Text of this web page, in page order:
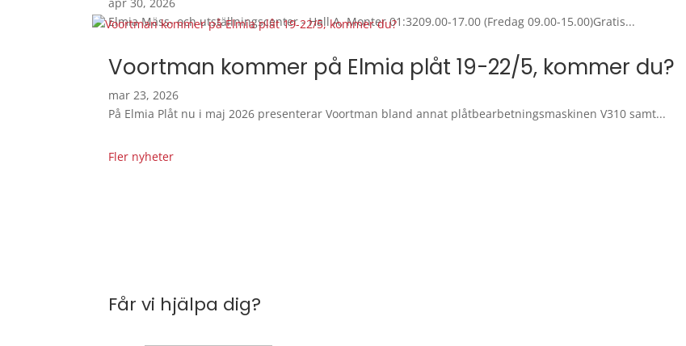
Elmia Mäss- och utställningscenter - Hall A, Monter 01:3209.00-17.00 (Fredag 09.00-15.00)Gratis...
Voortman kommer på Elmia plåt 19-22/5, kommer du?
mar 23, 2026
På Elmia Plåt nu i maj 2026 presenterar Voortman bland annat plåtbearbetningsmaskinen V310 samt...
Fler nyheter
Får vi hjälpa dig?